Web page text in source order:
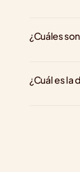
¿Cuáles
¿Cuál es